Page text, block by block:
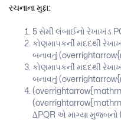
રચનાના મુદ્દા:
5 સેમી લંબાઈનો રેખાખંડ PQ
કોણમાપકની મદદથી
બનાવતું
કોણમાપકની મદદથી
બનાવતું
∆PQR એ માગ્યા મુજબનો